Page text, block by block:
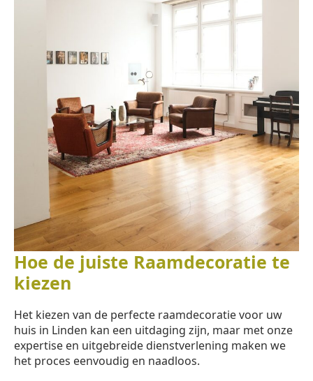
Hoe de juiste Raamdecoratie te
kiezen
Het kiezen van de perfecte raamdecoratie voor uw
huis in Linden kan een uitdaging zijn, maar met onze
expertise en uitgebreide dienstverlening maken we
het proces eenvoudig en naadloos.